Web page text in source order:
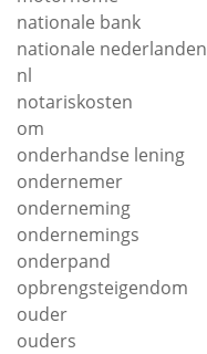
nationale bank
nationale nederlanden
nl
notariskosten
om
onderhandse lening
ondernemer
onderneming
ondernemings
onderpand
opbrengsteigendom
ouder
ouders